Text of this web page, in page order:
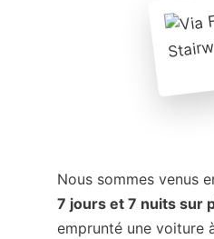
Nous sommes venus
7 jours et 7 nuits sur
emprunté une voiture